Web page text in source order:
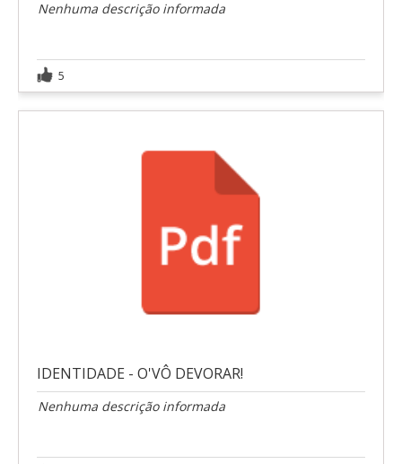
Nenhuma descrição informada
5
IDENTIDADE - O'VÔ DEVORAR!
Nenhuma descrição informada